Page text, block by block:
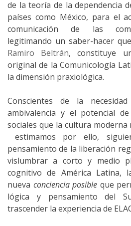
de la teoría de la dependencia
países como México, para el
comunicación de las
legitimando un saber-hacer
Ramiro Beltrán, constituye
original de la Comunicología
la dimensión praxiológica.
Conscientes de la
ambivalencia y el potencial
sociales que la cultura
estimamos por ello,
pensamiento de la liberación
vislumbrar a corto y medio
cognitivo de América Latina,
nueva conciencia posible que
lógica y pensamiento del
trascender la experiencia de